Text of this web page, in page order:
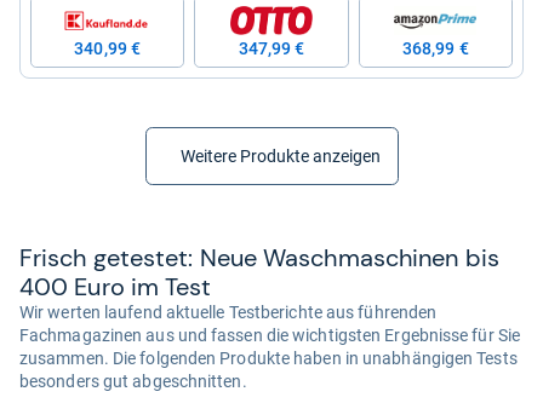
340,99 € 347,99 € 368,99 €
Weitere Produkte anzeigen
Frisch getes­tet: Neue Wasch­ma­schi­nen bis
400 Euro im Test
Wir werten laufend aktuelle Testberichte aus führenden
Fachmagazinen aus und fassen die wichtigsten Ergebnisse für Sie
zusammen. Die folgenden Produkte haben in unabhängigen Tests
besonders gut abgeschnitten.